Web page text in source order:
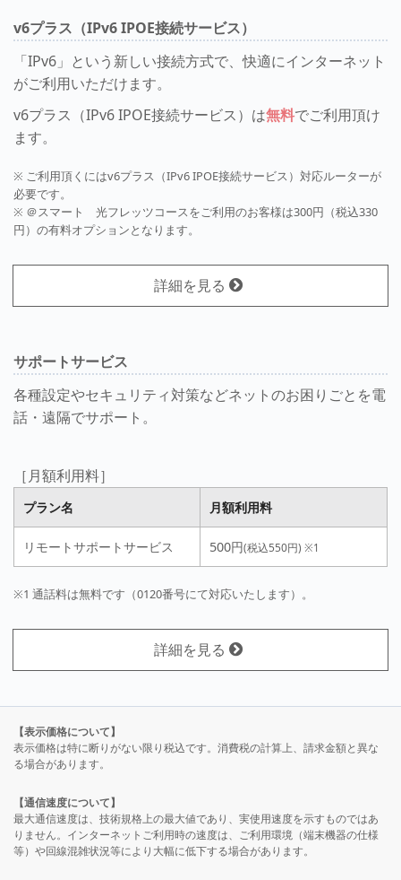
v6プラス（IPv6 IPOE接続サービス）
「IPv6」という新しい接続方式で、快適にインターネット
がご利用いただけます。
v6プラス（IPv6 IPOE接続サービス）は無料でご利用頂け
ます。
※ ご利用頂くにはv6プラス（IPv6 IPOE接続サービス）対応ルーターが
必要です。
※ ＠スマート 光フレッツコースをご利用のお客様は300円（税込330
円）の有料オプションとなります。
詳細を見る
サポートサービス
各種設定やセキュリティ対策などネットのお困りごとを電
話・遠隔でサポート。
［月額利用料］
プラン名 月額利用料
リモートサポートサービス 500円(税込550円) ※1
※1 通話料は無料です（0120番号にて対応いたします）。
詳細を見る
【表示価格について】
表示価格は特に断りがない限り税込です。消費税の計算上、請求金額と異な
る場合があります。
【通信速度について】
最大通信速度は、技術規格上の最大値であり、実使用速度を示すものではあ
りません。インターネットご利用時の速度は、ご利用環境（端末機器の仕様
等）や回線混雑状況等により大幅に低下する場合があります。